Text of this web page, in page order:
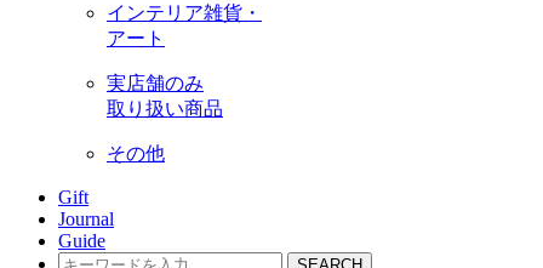
インテリア雑貨・
アート
実店舗のみ
取り扱い商品
その他
Gift
Journal
Guide